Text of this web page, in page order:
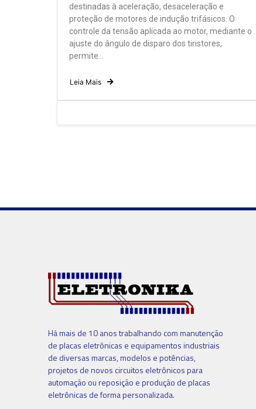
destinadas à aceleração, desaceleração e
proteção de motores de indução trifásicos. O
controle da tensão aplicada ao motor, mediante o
ajuste do ângulo de disparo dos tiristores,
permite...
Leia Mais
Há mais de 10 anos trabalhando com manutenção
de placas eletrônicas e equipamentos industriais
de diversas marcas, modelos e potências,
projetos de novos circuitos eletrônicos para
automação ou reposição e produção de placas
eletrônicas de forma personalizada.